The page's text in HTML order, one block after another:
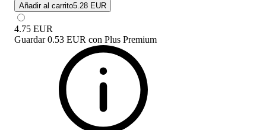
Añadir al carrito5.28 EUR
4.75 EUR
Guardar 0.53 EUR con Plus Premium